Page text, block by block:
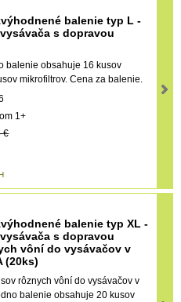
balenie typ L -
s dopravou
balenie obsahuje 16 kusov
mikrofiltrov. Cena za balenie.
1+
€
balenie typ XL -
s dopravou
vôní do vysávačov v
(20ks)
rôznych vôní do vysávačov v
balenie obsahuje 20 kusov